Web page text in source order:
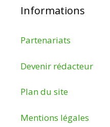
Informations
Partenariats
Devenir rédacteur
Plan du site
Mentions légales